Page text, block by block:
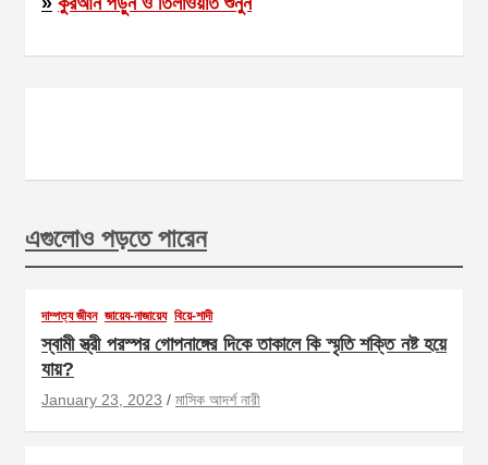
এগুলোও পড়তে পারেন
দাম্পত্য জীবন জায়েয-নাজায়েয বিয়ে-শাদী
স্বামী স্ত্রী পরস্পর গোপনাঙ্গের দিকে তাকালে কি স্মৃতি শক্তি নষ্ট হয়ে
যায়?
January 23, 2023 মাসিক আদর্শ নারী